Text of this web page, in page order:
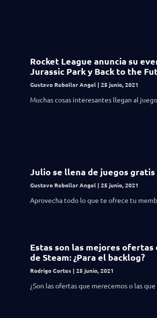
Rocket League anuncia su
Jurassic Park y Back to the
Gustavo Rebollar Angel 25 junio, 2021
Muchas cosas interesantes llegan al
Julio se llena de juegos gratis
Gustavo Rebollar Angel 25 junio, 2021
Aprovecha todo lo que te ofrece tu
Estas son las mejores
de Steam: ¿Para el backlog?
Rodrigo Cortes 25 junio, 2021
¿Son las ofertas que merecemos o las